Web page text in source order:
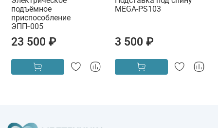
подъёмное
приспособление
ЭПП‑005
23 500 ₽
MEGA-PS103
3 500 ₽